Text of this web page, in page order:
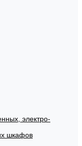
электро-
шкафов